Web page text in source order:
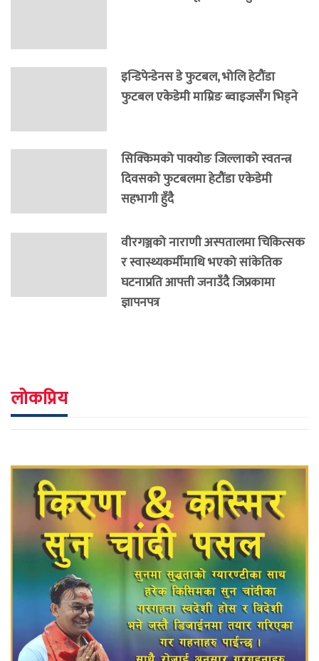
इन्डिपेन्डेनस डे फुटबल, भोलि हेटौंडा
फुटबल एकेडेमी माम्रिङ ब्वाइजसँग भिड्ने
सिक्किमको पाक्योङ जिल्लाको स्वतन्त्र
दिवसको फुटबलमा हेटौंडा एकेडेमी
सहभागी हुँदै
वीरगञ्जको नाराणी अस्पतालमा चिकित्सक
र स्वास्थ्यकर्मीमाथि भएको सांकेतिक
घटनाप्रति आपत्ती जनाउँदै जिप्रकामा
ज्ञापनपत्र
लोकप्रिय